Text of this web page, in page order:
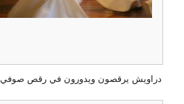
دراويش يرقصون ويدورون في رقص صوفي.